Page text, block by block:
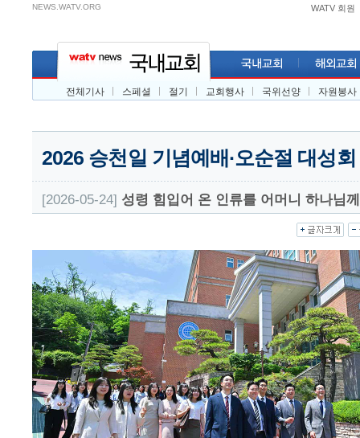
NEWS.WATV.ORG WATV 회원
전체기사 스페셜 절기 교회행사 국위선양 자원봉사
2026 승천일 기념예배·오순절 대성회
[2026-05-24] 성령 힘입어 온 인류를 어머니 하나님